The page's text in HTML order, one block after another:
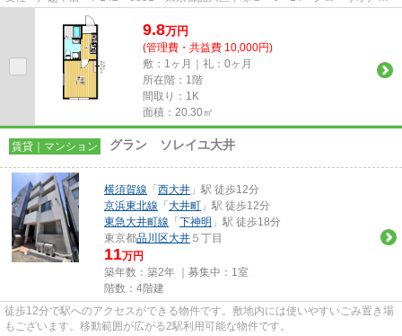
銀座1階 ●TEL：03-3783-1218...
9.8万円
(管理費・共益費 10,000円)
敷：1ヶ月｜礼：0ヶ月
所在階：1階
間取り：1K
面積：20.30㎡
賃貸｜マンション グラン ソレイユ大井
横須賀線 「 西大井 」駅 徒歩12分
京浜東北線 「 大井町 」駅 徒歩12分
東急大井町線 「 下神明 」駅 徒歩18分
東京都品川区大井 ５丁目
11万円
築年数：築2年 ｜募集中： 1室
階数：4階建
徒歩12分で駅へのアクセスができる物件です。敷地内には使いやすいごみ置き場
もございます。移動範囲が広がる2駅利用可能な物件です。